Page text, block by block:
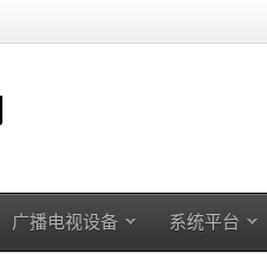
广播电视设备 系统平台